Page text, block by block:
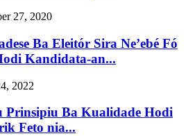
27, 2020
Ba Eleitór Sira Ne’ebé Fó
Kandidata-an...
2022
Prinsipiu Ba Kualidade Hodi
Feto nia...